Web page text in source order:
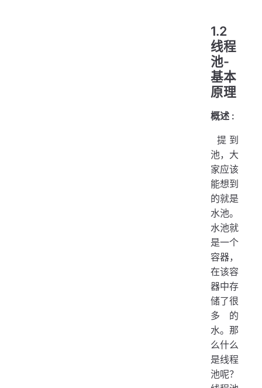
1.2
线程
池-
基本
原理
概述 :
​ 提到
池，大
家应该
能想到
的就是
水池。
水池就
是一个
容器，
在该容
器中存
储了很
多的
水。那
么什么
是线程
池呢？